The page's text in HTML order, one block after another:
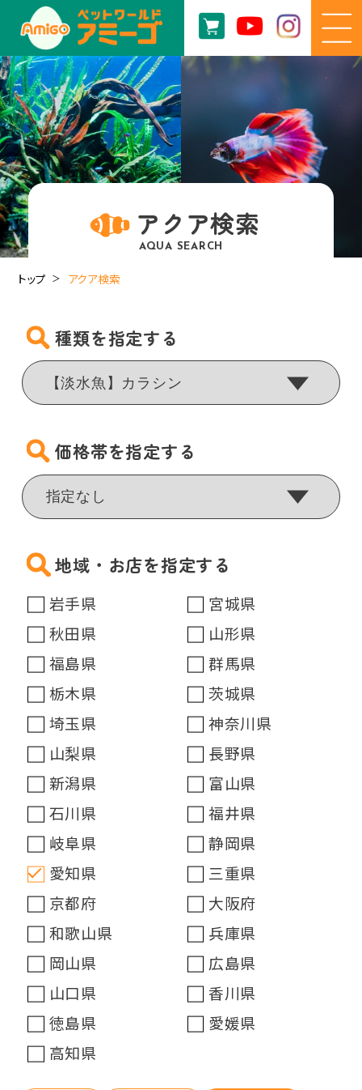
アクア検索
AQUA SEARCH
トップ アクア検索
種類を指定する
価格帯を指定する
地域・お店を指定する
岩手県
宮城県
秋田県
山形県
福島県
群馬県
栃木県
茨城県
埼玉県
神奈川県
山梨県
長野県
新潟県
富山県
石川県
福井県
岐阜県
静岡県
愛知県
三重県
京都府
大阪府
和歌山県
兵庫県
岡山県
広島県
山口県
香川県
徳島県
愛媛県
高知県